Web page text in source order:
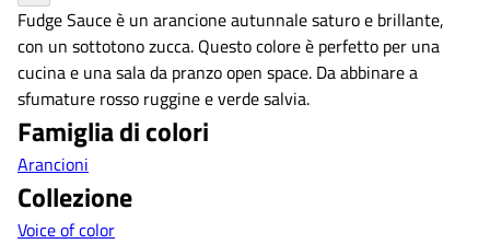
Fudge Sauce è un arancione autunnale saturo e brillante,
con un sottotono zucca. Questo colore è perfetto per una
cucina e una sala da pranzo open space. Da abbinare a
sfumature rosso ruggine e verde salvia.
Famiglia di colori
Arancioni
Collezione
Voice of color